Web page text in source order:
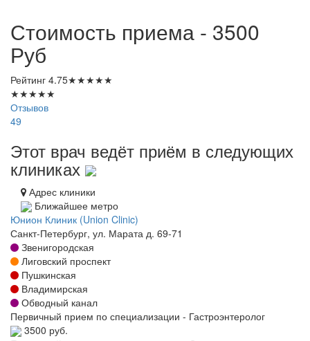
Стоимость приема - 3500
Руб
Рейтинг 4.75★★★★★
★★★★★
Отзывов
49
Этот врач ведёт приём в следующих
клиниках
Адрес клиники
Ближайшее метро
Юнион Клиник (Union Clinic)
Санкт-Петербург, ул. Марата д. 69-71
Звенигородская
Лиговский проспект
Пушкинская
Владимирская
Обводный канал
Первичный прием по специализации - Гастроэнтеролог
3500 руб.